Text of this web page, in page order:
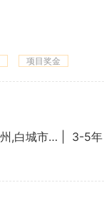
项目奖金
吉林省-长春市,延边朝鲜族自治州,白城市,松原市,白山市,通化市,四平市 3-5年